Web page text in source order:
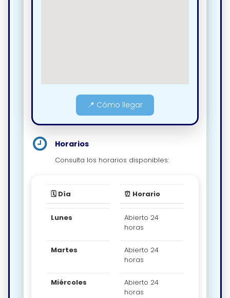
📍 Cómo llegar
Horarios
Consulta los horarios disponibles:
🗓️ Día ⏰ Horario
Lunes
Abierto 24
horas
Martes
Abierto 24
horas
Miércoles
Abierto 24
horas